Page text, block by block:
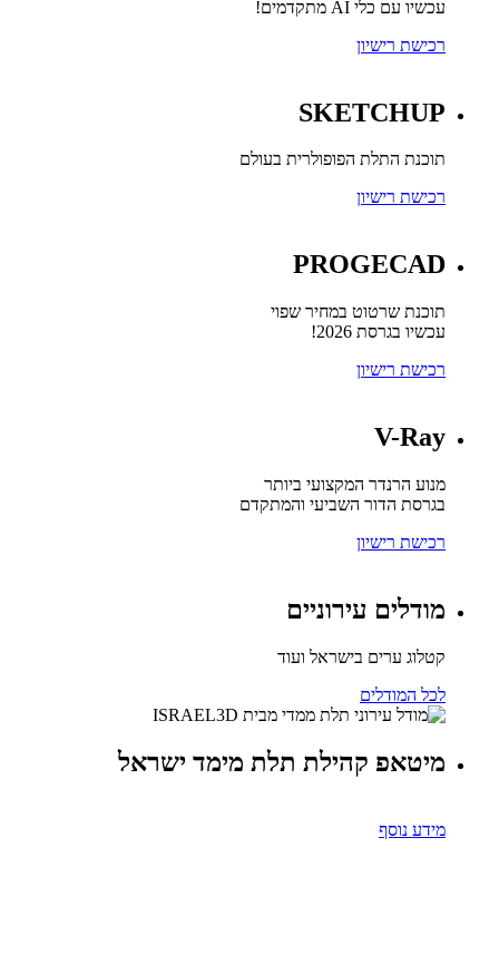
עכשיו עם כלי AI מתקדמים!
רכישת רישיון
SKETCHUP
תוכנת התלת הפופולרית בעולם
רכישת רישיון
PROGECAD
תוכנת שרטוט במחיר שפוי
עכשיו בגרסת 2026!
רכישת רישיון
V-Ray
מנוע הרנדר המקצועי ביותר
בגרסת הדור השביעי והמתקדם
רכישת רישיון
מודלים עירוניים
קטלוג ערים בישראל ועוד
לכל המודלים
מיטאפ קהילת תלת מימד ישראל
מידע נוסף